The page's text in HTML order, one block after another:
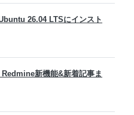
26.04 LTSにインスト
Redmine新機能&新着記事ま